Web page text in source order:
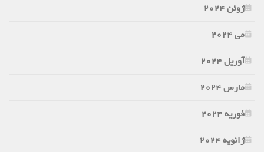
ژوئن 2024
می 2024
آوریل 2024
مارس 2024
فوریه 2024
ژانویه 2024